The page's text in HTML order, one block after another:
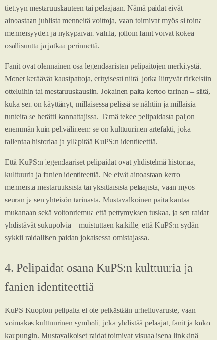
tiettyyn mestaruuskauteen tai pelaajaan. Nämä paidat eivät
ainoastaan juhlista menneitä voittoja, vaan toimivat myös siltoina
menneisyyden ja nykypäivän välillä, jolloin fanit voivat kokea
osallisuutta ja jatkaa perinnettä.
Fanit ovat olennainen osa legendaaristen pelipaitojen merkitystä.
Monet keräävät kausipaitoja, erityisesti niitä, jotka liittyvät tärkeisiin
otteluihin tai mestaruuskausiin. Jokainen paita kertoo tarinan – siitä,
kuka sen on käyttänyt, millaisessa pelissä se nähtiin ja millaisia
tunteita se herätti kannattajissa. Tämä tekee pelipaidasta paljon
enemmän kuin pelivälineen: se on kulttuurinen artefakti, joka
tallentaa historiaa ja ylläpitää KuPS:n identiteettiä.
Että KuPS:n legendaariset pelipaidat ovat yhdistelmä historiaa,
kulttuuria ja fanien identiteettiä. Ne eivät ainoastaan kerro
menneistä mestaruuksista tai yksittäisistä pelaajista, vaan myös
seuran ja sen yhteisön tarinasta. Mustavalkoinen paita kantaa
mukanaan sekä voitonriemua että pettymyksen tuskaa, ja sen raidat
yhdistävät sukupolvia – muistuttaen kaikille, että KuPS:n sydän
sykkii raidallisen paidan jokaisessa omistajassa.
4. Pelipaidat osana KuPS:n kulttuuria ja
fanien identiteettiä
KuPS Kuopion pelipaita ei ole pelkästään urheiluvaruste, vaan
voimakas kulttuurinen symboli, joka yhdistää pelaajat, fanit ja koko
kaupungin. Mustavalkoiset raidat toimivat visuaalisena linkkinä